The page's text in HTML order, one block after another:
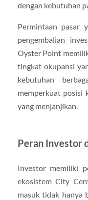
dengan kebutuhan
Permintaan pasar
pengembalian
Oyster Point
tingkat okupansi
kebutuhan
memperkuat posisi
yang menjanjikan.
Peran Investor
Investor memiliki
ekosistem City
masuk tidak hanya